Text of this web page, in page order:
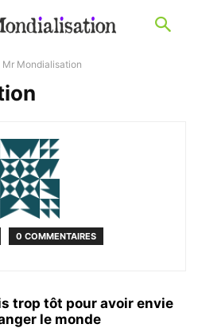
Mondialisation
0 COMMENTAIRES
trop tôt pour avoir envie
le monde